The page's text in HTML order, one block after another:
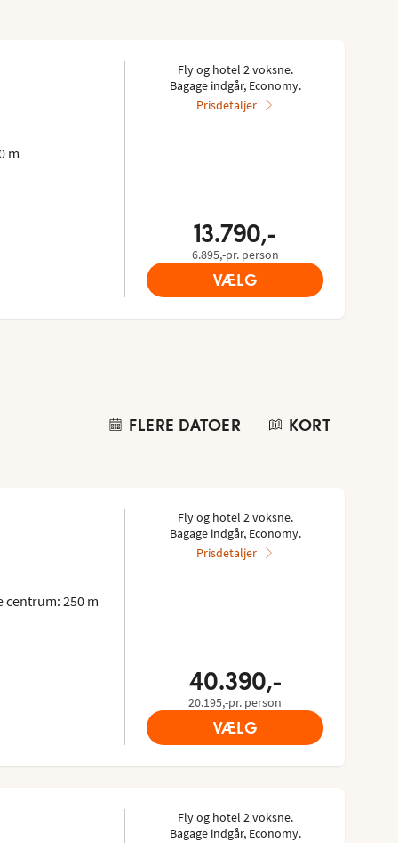
m
Fly og hotel 2 voksne.
Bagage indgår, Economy.
Prisdetaljer
13.790,-
6.895,-pr. person
VÆLG
FLERE DATOER KORT
centrum: 250 m
Fly og hotel 2 voksne.
Bagage indgår, Economy.
Prisdetaljer
40.390,-
20.195,-pr. person
VÆLG
Fly og hotel 2 voksne.
Bagage indgår, Economy.